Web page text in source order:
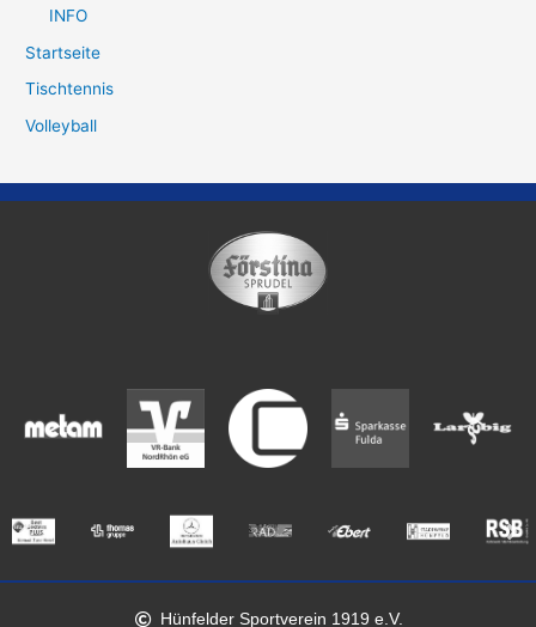
INFO
Startseite
Tischtennis
Volleyball
Hünfelder Sportverein 1919 e.V.